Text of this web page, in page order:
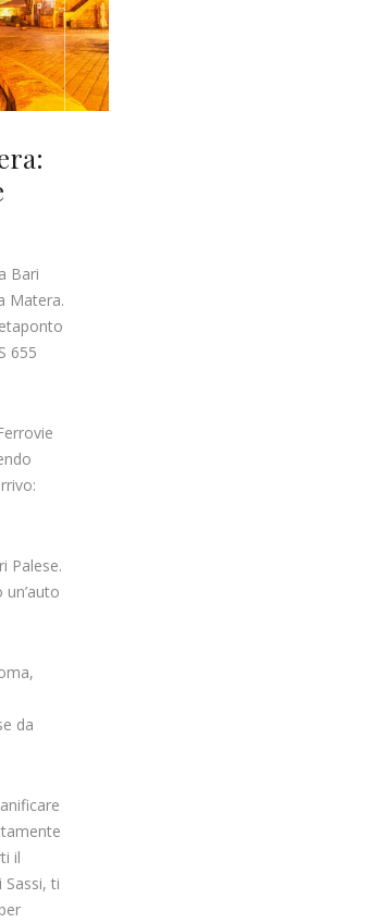
Bari
Matera.
655
Palese.
da
il
ti